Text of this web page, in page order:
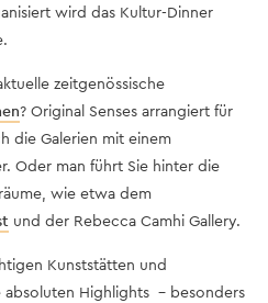
wird das Kultur-Dinner
zeitgenössische
? Original Senses arrangiert für
die Galerien mit einem
Oder man führt Sie hinter die
wie etwa dem
und der Rebecca Camhi Gallery.
Kunststätten und
absoluten Highlights - besonders